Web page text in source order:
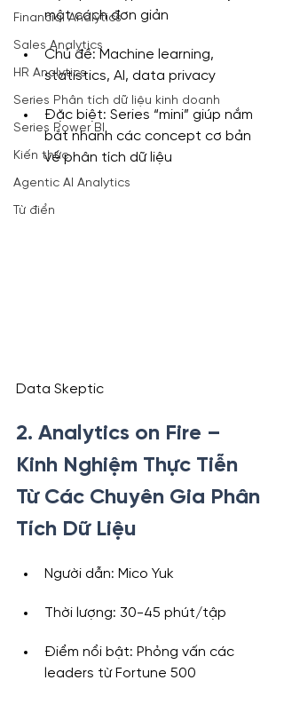
Financial Analytics
Sales Analytics
HR Analytics
Series Phân tích dữ liệu kinh doanh
Series Power BI
Kiến thức
Agentic AI Analytics
Từ điển
một cách đơn giản
Chủ đề: Machine learning,
statistics, AI, data privacy
Đặc biệt: Series “mini” giúp nắm
bắt nhanh các concept cơ bản
về phân tích dữ liệu
Data Skeptic
2. Analytics on Fire –
Kinh Nghiệm Thực Tiễn
Từ Các Chuyên Gia Phân
Tích Dữ Liệu
Người dẫn: Mico Yuk
Thời lượng: 30-45 phút/tập
Điểm nổi bật: Phỏng vấn các
leaders từ Fortune 500